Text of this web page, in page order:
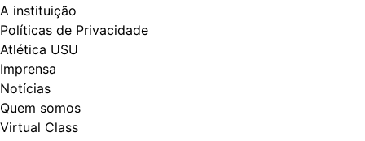
A instituição
Políticas de Privacidade
Atlética USU
Imprensa
Notícias
Quem somos
Virtual Class